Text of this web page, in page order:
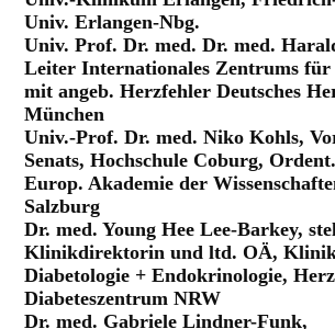
Univ. Erlangen-Nbg.
Univ. Prof. Dr. med. Dr. med.
Leiter Internationales Zentrums für
mit angeb. Herzfehler Deutsches
München
Univ.-Prof. Dr. med. Niko Kohls,
Senats, Hochschule Coburg,
Europ. Akademie der
Salzburg
Dr. med. Young Hee Lee-Barkey,
Klinikdirektorin und ltd. OÄ,
Diabetologie + Endokrinologie,
Diabeteszentrum NRW
Dr. med. Gabriele Lindner-Funk,